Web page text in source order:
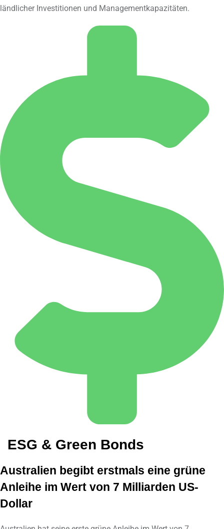
ländlicher Investitionen und Managementkapazitäten.
ESG & Green Bonds
Australien begibt erstmals eine grüne
Anleihe im Wert von 7 Milliarden US-
Dollar